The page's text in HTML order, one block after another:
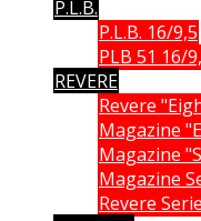
P.L.B.
P.L.B. 16/9,5
PLB 51 16/
REVERE
Revere
Magazine
Magazine
Magazine
Revere